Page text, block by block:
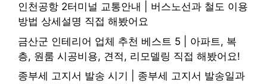
인천공항 2터미널 교통안내 | 버스노선과 철도 이용
방법 상세설명 직접 해봤어요
금산군 인테리어 업체 추천 베스트 5 | 아파트, 복
층, 원룸 시공비용, 견적, 리모델링 직접 해봤어요!
종부세 고지서 발송 시기 | 종부세 고지서 발송일과